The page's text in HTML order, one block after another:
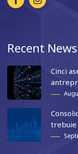
Recent News
Cinci
trebuie